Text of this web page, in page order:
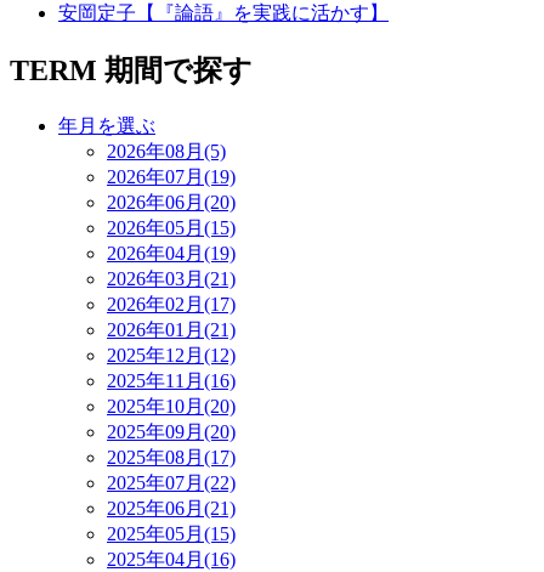
安岡定子【『論語』を実践に活かす】
TERM 期間で探す
年月を選ぶ
2026年08月(5)
2026年07月(19)
2026年06月(20)
2026年05月(15)
2026年04月(19)
2026年03月(21)
2026年02月(17)
2026年01月(21)
2025年12月(12)
2025年11月(16)
2025年10月(20)
2025年09月(20)
2025年08月(17)
2025年07月(22)
2025年06月(21)
2025年05月(15)
2025年04月(16)